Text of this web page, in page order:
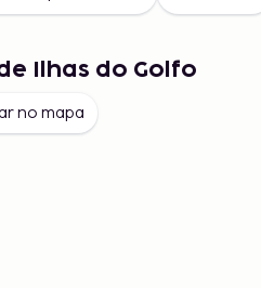
Ilhas do Golfo
no mapa